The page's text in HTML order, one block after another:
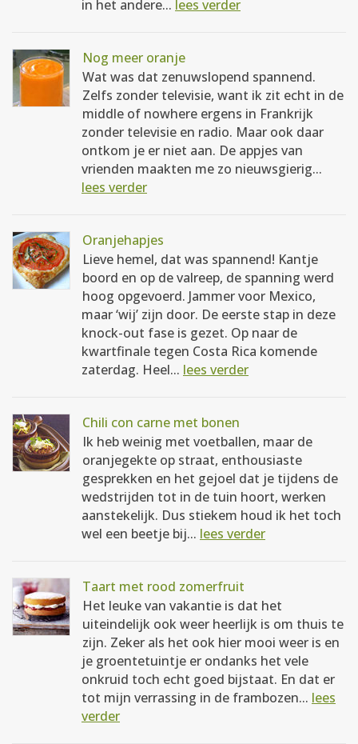
in het andere... lees verder
Nog meer oranje
Wat was dat zenuwslopend spannend.
Zelfs zonder televisie, want ik zit echt in de
middle of nowhere ergens in Frankrijk
zonder televisie en radio. Maar ook daar
ontkom je er niet aan. De appjes van
vrienden maakten me zo nieuwsgierig...
lees verder
Oranjehapjes
Lieve hemel, dat was spannend! Kantje
boord en op de valreep, de spanning werd
hoog opgevoerd. Jammer voor Mexico,
maar ‘wij’ zijn door. De eerste stap in deze
knock-out fase is gezet. Op naar de
kwartfinale tegen Costa Rica komende
zaterdag. Heel... lees verder
Chili con carne met bonen
Ik heb weinig met voetballen, maar de
oranjegekte op straat, enthousiaste
gesprekken en het gejoel dat je tijdens de
wedstrijden tot in de tuin hoort, werken
aanstekelijk. Dus stiekem houd ik het toch
wel een beetje bij... lees verder
Taart met rood zomerfruit
Het leuke van vakantie is dat het
uiteindelijk ook weer heerlijk is om thuis te
zijn. Zeker als het ook hier mooi weer is en
je groentetuintje er ondanks het vele
onkruid toch echt goed bijstaat. En dat er
tot mijn verrassing in de frambozen... lees
verder